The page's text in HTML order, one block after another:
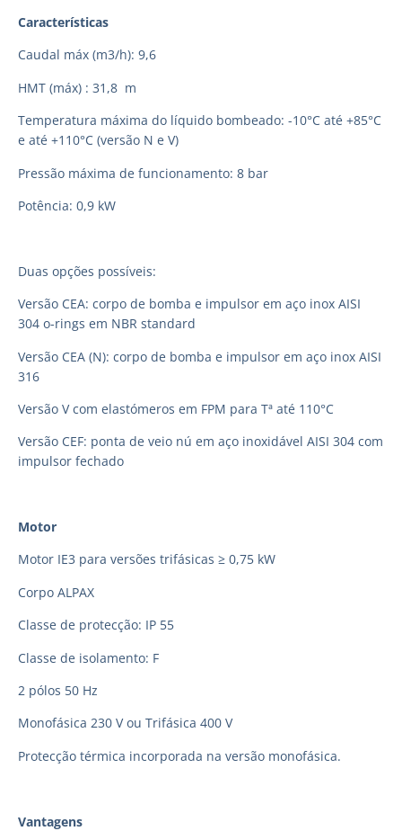
Características
Caudal máx (m3/h): 9,6
HMT (máx) : 31,8 m
Temperatura máxima do líquido bombeado: -10°C até +85°C
e até +110°C (versão N e V)
Pressão máxima de funcionamento: 8 bar
Potência: 0,9 kW
Duas opções possíveis:
Versão CEA: corpo de bomba e impulsor em aço inox AISI
304 o-rings em NBR standard
Versão CEA (N): corpo de bomba e impulsor em aço inox AISI
316
Versão V com elastómeros em FPM para Tª até 110°C
Versão CEF: ponta de veio nú em aço inoxidável AISI 304 com
impulsor fechado
Motor
Motor IE3 para versões trifásicas ≥ 0,75 kW
Corpo ALPAX
Classe de protecção: IP 55
Classe de isolamento: F
2 pólos 50 Hz
Monofásica 230 V ou Trifásica 400 V
Protecção térmica incorporada na versão monofásica.
Vantagens